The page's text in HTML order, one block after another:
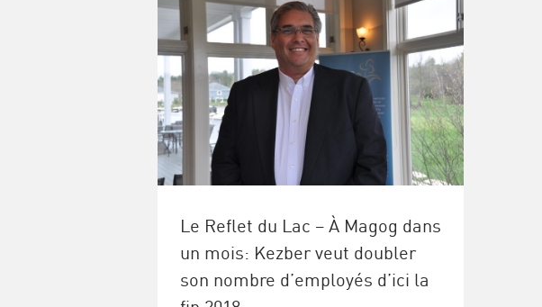
Le Reflet du Lac – À Magog dans
un mois: Kezber veut doubler
son nombre d’employés d’ici la